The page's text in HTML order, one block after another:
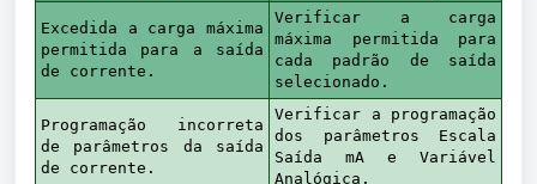
Excedida a carga máxima
permitida para a saída
de corrente.
Verificar a carga
máxima permitida para
cada padrão de saída
selecionado.
Programação incorreta
de parâmetros da saída
de corrente.
Verificar a programação
dos parâmetros Escala
Saída mA e Variável
Analógica.